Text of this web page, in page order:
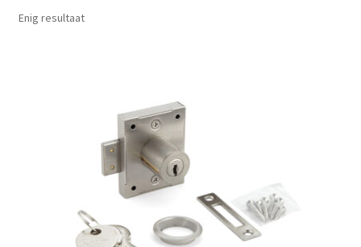
Neem contact op met
Enig resultaat